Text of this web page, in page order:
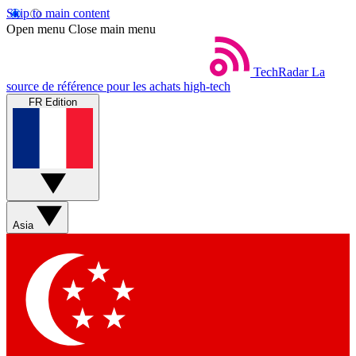
Skip to main content
Open menu Close main menu
TechRadar La
source de référence pour les achats high-tech
FR Edition
Asia